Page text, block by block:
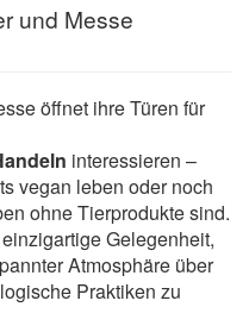
und Messe
öffnet ihre Türen für
interessieren –
vegan leben oder noch
ohne Tierprodukte sind.
Gelegenheit,
Atmosphäre über
Praktiken zu